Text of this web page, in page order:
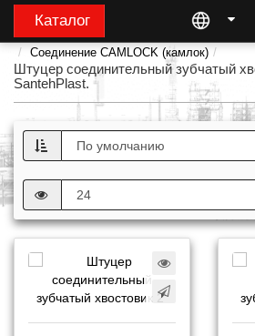
Каталог
Соединение CAMLOCK (камлок)
Штуцер соединительный зубчатый
SantehPlast.